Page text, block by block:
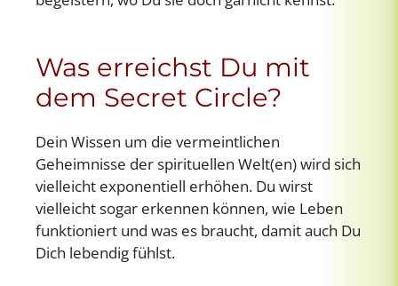
Was erreichst Du mit
dem Secret Circle?
Dein Wissen um die vermeintlichen
Geheimnisse der spirituellen Welt(en) wird sich
vielleicht exponentiell erhöhen. Du wirst
vielleicht sogar erkennen können, wie Leben
funktioniert und was es braucht, damit auch Du
Dich lebendig fühlst.